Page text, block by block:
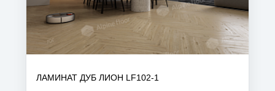
ЛАМИНАТ ДУБ ЛИОН LF102-1